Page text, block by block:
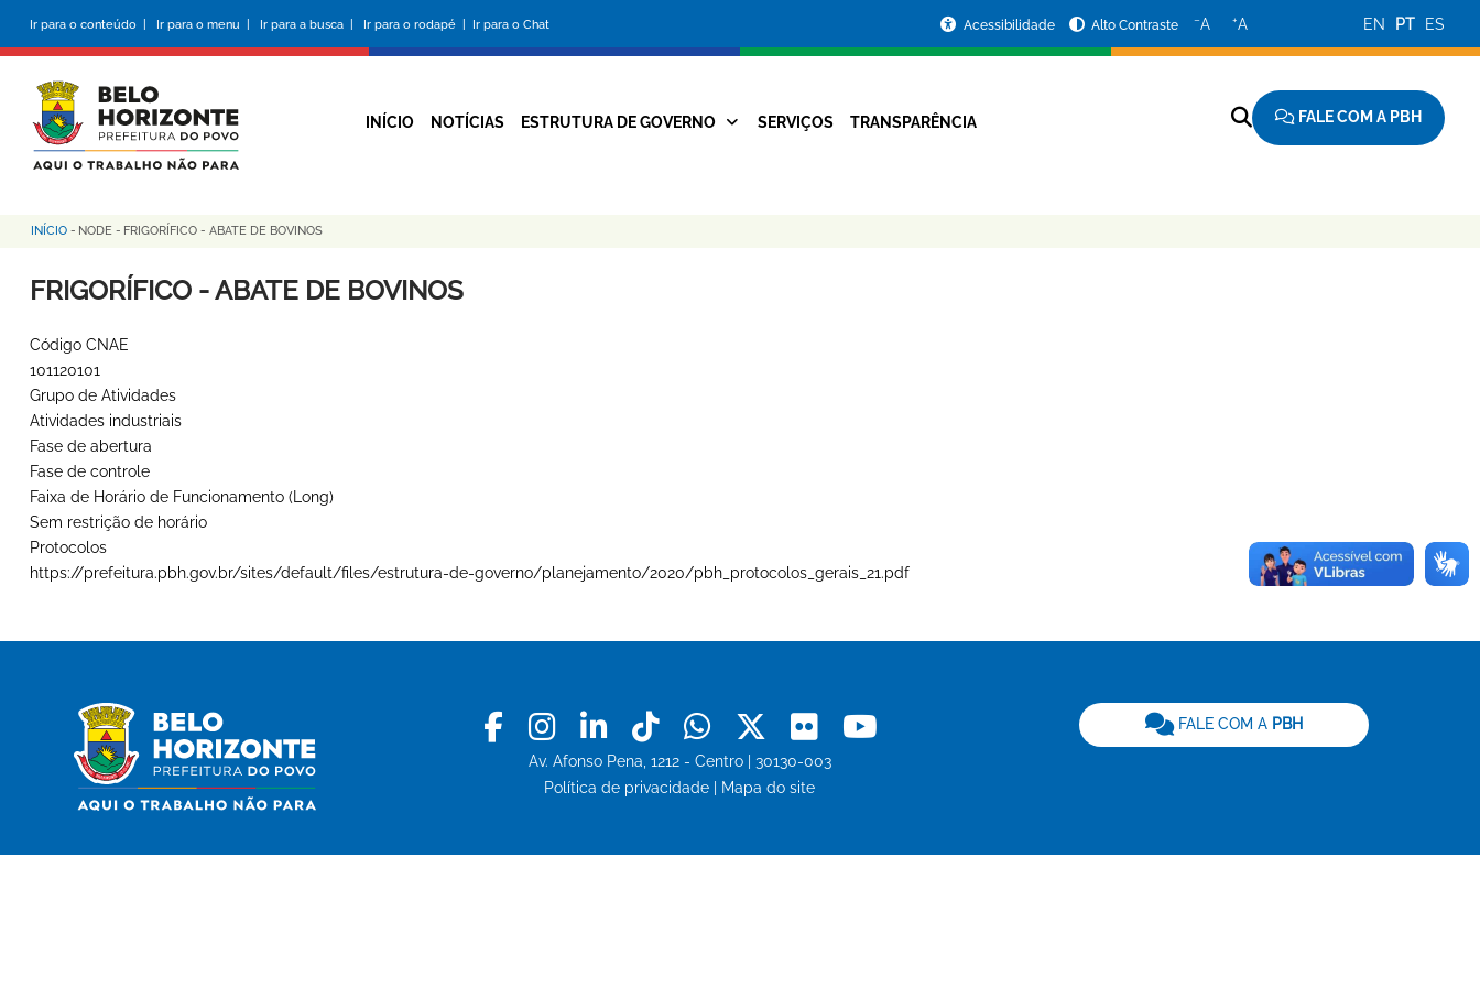
conteúdo
principal
Ir para o conteúdo | Ir para o menu | Ir para a busca | Ir para o rodapé | Ir para o Chat
da
Prefeitura
Acessibilidade Alto Contraste −A +A EN PT ES
Navegação
INÍCIO NOTÍCIAS ESTRUTURA DE GOVERNO SERVIÇOS TRANSPARÊNCIA FALE COM A PBH
Trilha
de
INÍCIO - NODE - FRIGORÍFICO - ABATE DE BOVINOS
FRIGORÍFICO - ABATE DE BOVINOS
Código CNAE
101120101
Grupo de Atividades
Atividades industriais
Fase de abertura
Fase de controle
Faixa de Horário de Funcionamento (Long)
Sem restrição de horário
Protocolos
https://prefeitura.pbh.gov.br/sites/default/files/estrutura-de-governo/planejamento/2020/pbh_protocolos_gerais_21.pdf
Facebook
Instagram
LinkedinTiktokWhatsapp
X Flickr
Av. Afonso Pena, 1212 - Centro | 30130-003
Política de privacidade
Mapa do site
FALE COM A PBH